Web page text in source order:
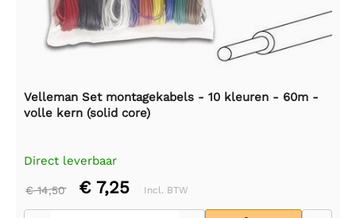
Velleman Set montagekabels - 10 kleuren - 60m -
volle kern (solid core)
Direct leverbaar
€ 14,50 € 7,25 Incl. BTW